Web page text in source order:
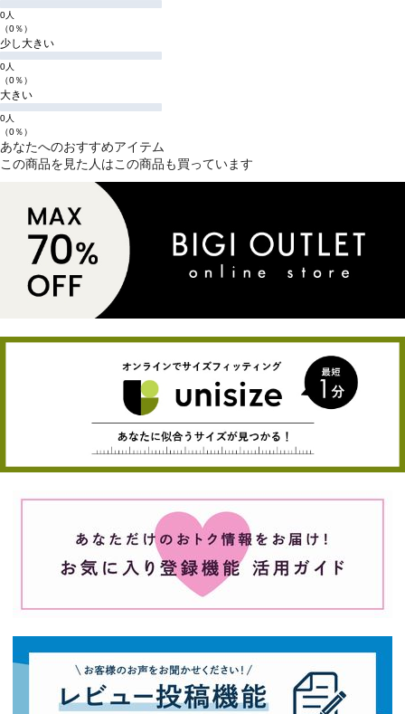
0人
（0％）
少し大きい
0人
（0％）
大きい
0人
（0％）
あなたへのおすすめアイテム
この商品を見た人はこの商品も買っています